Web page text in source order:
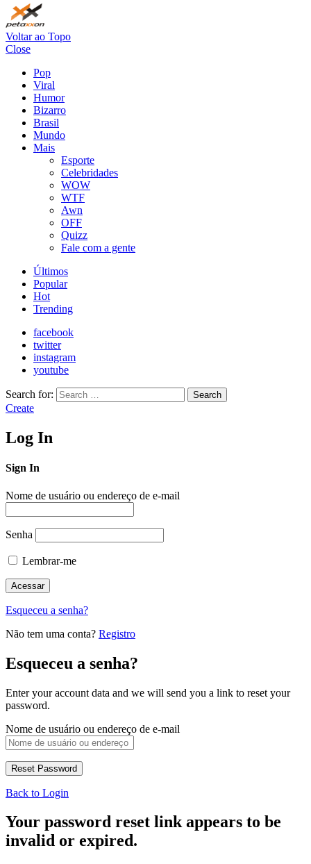
Voltar ao Topo
Close
Pop
Viral
Humor
Bizarro
Brasil
Mundo
Mais
Esporte
Celebridades
WOW
WTF
Awn
OFF
Quizz
Fale com a gente
Últimos
Popular
Hot
Trending
facebook
twitter
instagram
youtube
Search for: Search
Create
Log In
Sign In
Nome de usuário ou endereço de e-mail
Senha
Lembrar-me
Esqueceu a senha?
Não tem uma conta? Registro
Esqueceu a senha?
Enter your account data and we will send you a link to reset your
password.
Nome de usuário ou endereço de e-mail
Back to Login
Your password reset link appears to be
invalid or expired.